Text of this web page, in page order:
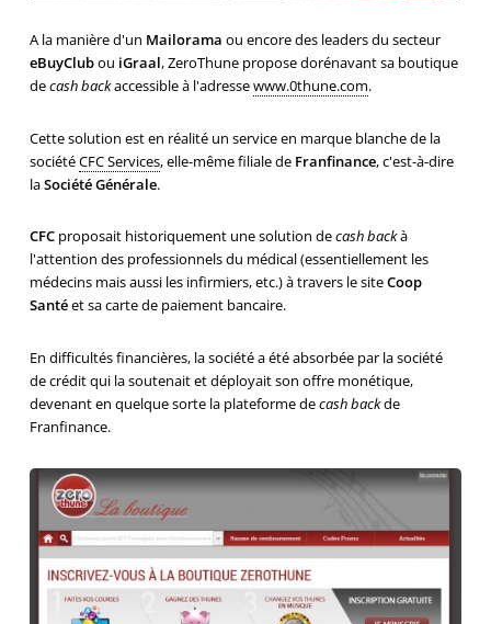
A la manière d'un Mailorama ou encore des leaders du secteur
eBuyClubou iGraal, ZeroThune propose dorénavant sa boutique
decash backaccessible à l'adressewww.0thune.com.
Cette solution est en réalité un service en marque blanche de la
sociétéCFC Services, elle-même filiale de Franfinance, c'est-à-dire
laSociété Générale.
CFCproposait historiquement une solution decash backà
l'attention des professionnels du médical (essentiellement les
médecins mais aussi les infirmiers, etc.) à travers le siteCoop
Santéet sa carte de paiement bancaire.
En difficultés financières, la société a été absorbée par la société
de crédit qui la soutenait et déployait son offre monétique,
devenant en quelque sorte la plateforme decash backde
Franfinance.